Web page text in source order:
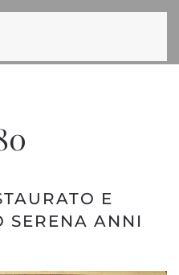
E
SERENA ANNI